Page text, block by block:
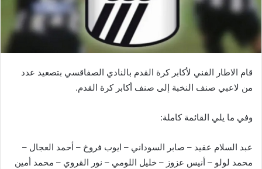
قام الاطار الفني لأكابر كرة القدم بالنادي الصفاقسي بتصعيد عدد
من لاعبي صنف النخبة إلى صنف أكابر كرة القدم.
وفي ما يلي القائمة كاملة:
عبد السلام عقيد – صابر السوداني – ايوب فروخ – أحمد العجال –
محمد لولو – أنيس عزوز – خليل اللومي – نور القروي – محمد أمين